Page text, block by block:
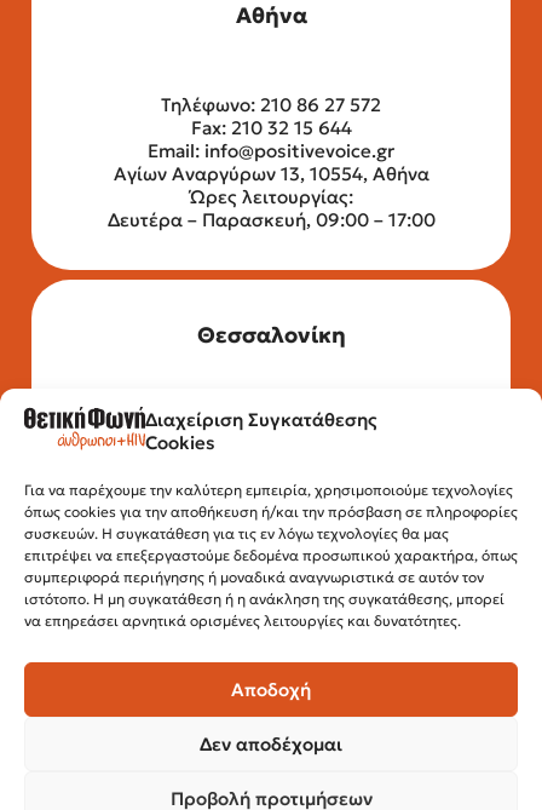
Διαχείριση Συγκατάθεσης
Cookies
Για να παρέχουμε την καλύτερη εμπειρία, χρησιμοποιούμε τεχνολογίες
όπως cookies για την αποθήκευση ή/και την πρόσβαση σε πληροφορίες
συσκευών. Η συγκατάθεση για τις εν λόγω τεχνολογίες θα μας
επιτρέψει να επεξεργαστούμε δεδομένα προσωπικού χαρακτήρα, όπως
συμπεριφορά περιήγησης ή μοναδικά αναγνωριστικά σε αυτόν τον
ιστότοπο. Η μη συγκατάθεση ή η ανάκληση της συγκατάθεσης, μπορεί
να επηρεάσει αρνητικά ορισμένες λειτουργίες και δυνατότητες.
Αποδοχή
Δεν αποδέχομαι
Προβολή προτιμήσεων
Αθήνα
Τηλέφωνο: 210 86 27 572
Fax: 210 32 15 644
Email: info@positivevoice.gr
Αγίων Αναργύρων 13, 10554, Αθήνα
Ώρες λειτουργίας:
Δευτέρα – Παρασκευή, 09:00 – 17:00
Θεσσαλονίκη
Τηλέφωνο: 2315 525 020
Fax: 210 32 15 644
Εγνατίας 112, 3ος όροφος, 54622,
Θεσσαλονίκη
Ώρες λειτουργίας:
Δευτέρα – Παρασκευή, 10:00 –14:00